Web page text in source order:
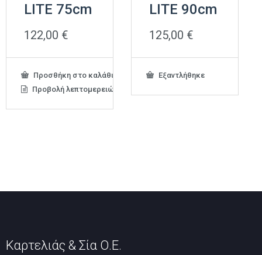
LITE 75cm
122,00 €
Προσθήκη στο καλάθι
Προβολή λεπτομερειών
LITE 90cm
125,00 €
Εξαντλήθηκε
Καρτελιάς & Σία Ο.Ε.